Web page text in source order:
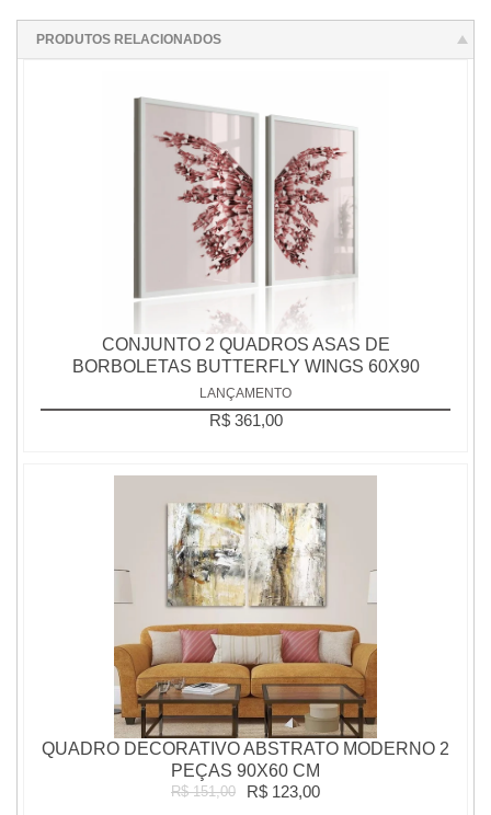
PRODUTOS RELACIONADOS
CONJUNTO 2 QUADROS ASAS DE
BORBOLETAS BUTTERFLY WINGS 60X90
LANÇAMENTO
R$ 361,00
QUADRO DECORATIVO ABSTRATO MODERNO 2
PEÇAS 90X60 CM
R$ 151,00 R$ 123,00